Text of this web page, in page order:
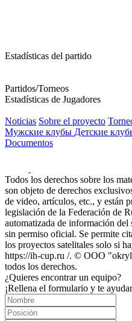
Estadísticas del partido
Partidos/Torneos
Estadísticas de Jugadores
Noticias Sobre el proyecto
Мужские клубы Детские
Documentos
Todos los derechos sobre los
son objeto de derechos
de video, artículos, etc., y están
legislación de la Federación de
automatizada de información
sin permiso oficial. Se permite
los proyectos satelitales solo si
https://ih-cup.ru /. © OOO
todos los derechos.
¿Quieres encontrar un equipo?
¡Rellena el formulario y te